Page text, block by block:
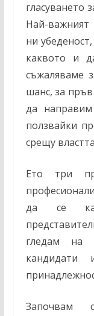
гласуването
Най-важният
ни
каквото и
съжаляваме
шанс, за
да
ползвайки
срещу
Ето три
да се
гледам на
кандидати
Започвам